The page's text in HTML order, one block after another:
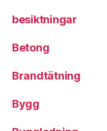
besiktningar
Betong
Brandtätning
Bygg